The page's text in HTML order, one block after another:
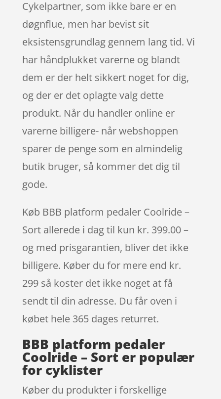
Cykelpartner, som ikke bare er en
døgnflue, men har bevist sit
eksistensgrundlag gennem lang tid. Vi
har håndplukket varerne og blandt
dem er der helt sikkert noget for dig,
og der er det oplagte valg dette
produkt. Når du handler online er
varerne billigere- når webshoppen
sparer de penge som en almindelig
butik bruger, så kommer det dig til
gode.
Køb BBB platform pedaler Coolride –
Sort allerede i dag til kun kr. 399.00 –
og med prisgarantien, bliver det ikke
billigere. Køber du for mere end kr.
299 så koster det ikke noget at få
sendt til din adresse. Du får oven i
købet hele 365 dages returret.
BBB platform pedaler
Coolride – Sort er populær
for cyklister
Køber du produkter i forskellige